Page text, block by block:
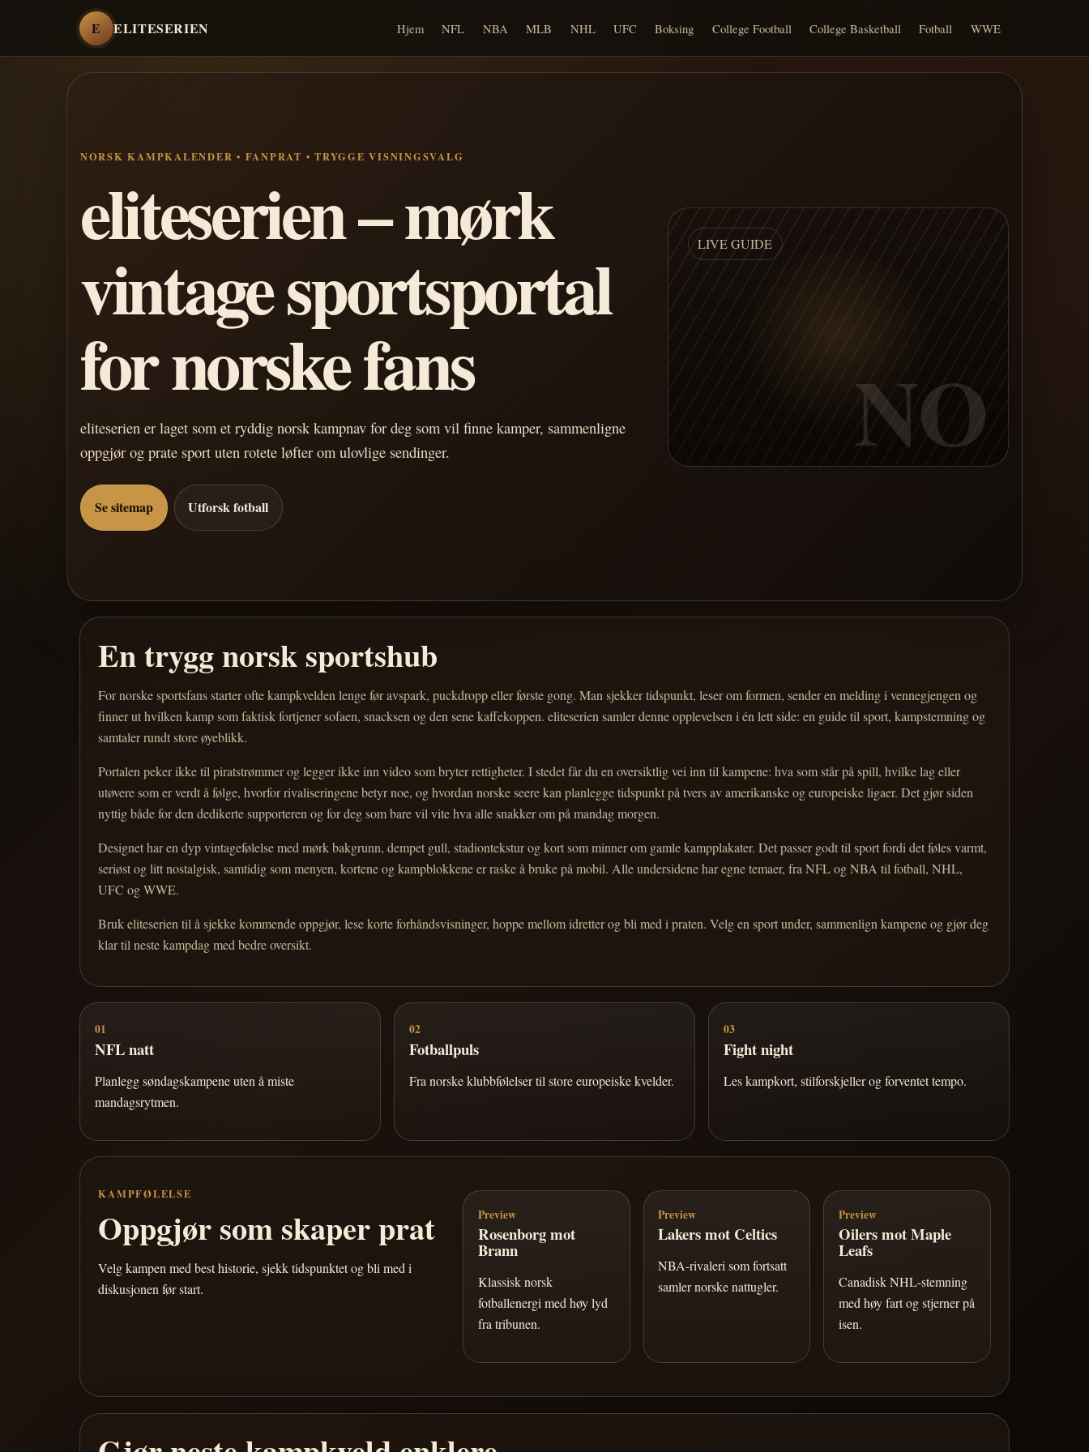
E ELITESERIEN Hjem NFL NBA MLB NHL UFC Boksing College Football College Basketball Fotball WWE
NORSK KAMPKALENDER • FANPRAT • TRYGGE VISNINGSVALG
eliteserien – mørk
vintage sportsportal
for norske fans
eliteserien er laget som et ryddig norsk kampnav for deg som vil finne kamper, sammenligne
oppgjør og prate sport uten rotete løfter om ulovlige sendinger.
Se sitemap Utforsk fotball
LIVE GUIDE
NO
En trygg norsk sportshub
For norske sportsfans starter ofte kampkvelden lenge før avspark, puckdropp eller første gong. Man sjekker tidspunkt, leser om formen, sender en melding i vennegjengen og
finner ut hvilken kamp som faktisk fortjener sofaen, snacksen og den sene kaffekoppen. eliteserien samler denne opplevelsen i én lett side: en guide til sport, kampstemning og
samtaler rundt store øyeblikk.
Portalen peker ikke til piratstrømmer og legger ikke inn video som bryter rettigheter. I stedet får du en oversiktlig vei inn til kampene: hva som står på spill, hvilke lag eller
utøvere som er verdt å følge, hvorfor rivaliseringene betyr noe, og hvordan norske seere kan planlegge tidspunkt på tvers av amerikanske og europeiske ligaer. Det gjør siden
nyttig både for den dedikerte supporteren og for deg som bare vil vite hva alle snakker om på mandag morgen.
Designet har en dyp vintagefølelse med mørk bakgrunn, dempet gull, stadiontekstur og kort som minner om gamle kampplakater. Det passer godt til sport fordi det føles varmt,
seriøst og litt nostalgisk, samtidig som menyen, kortene og kampblokkene er raske å bruke på mobil. Alle undersidene har egne temaer, fra NFL og NBA til fotball, NHL,
UFC og WWE.
Bruk eliteserien til å sjekke kommende oppgjør, lese korte forhåndsvisninger, hoppe mellom idretter og bli med i praten. Velg en sport under, sammenlign kampene og gjør deg
klar til neste kampdag med bedre oversikt.
01
NFL natt
Planlegg søndagskampene uten å miste
mandagsrytmen.
02
Fotballpuls
Fra norske klubbfølelser til store europeiske kvelder.
03
Fight night
Les kampkort, stilforskjeller og forventet tempo.
KAMPFØLELSE
Oppgjør som skaper prat
Velg kampen med best historie, sjekk tidspunktet og bli med i
diskusjonen før start.
Preview
Rosenborg mot
Brann
Klassisk norsk
fotballenergi med høy lyd
fra tribunen.
Preview
Lakers mot Celtics
NBA-rivaleri som fortsatt
samler norske nattugler.
Preview
Oilers mot Maple
Leafs
Canadisk NHL-stemning
med høy fart og stjerner på
isen.